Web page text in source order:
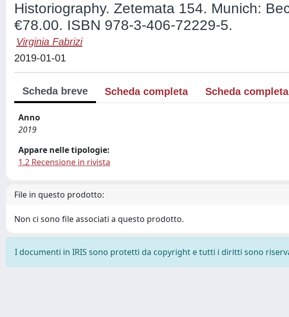
Historiography. Zetemata 154. Munich:
€78.00. ISBN 978-3-406-72229-5.
Virginia Fabrizi
2019-01-01
Scheda breve Scheda completa Scheda
Anno
2019
Appare nelle tipologie:
1.2 Recensione in rivista
File in questo prodotto:
Non ci sono file associati a questo prodotto.
I documenti in IRIS sono protetti da copyright e tutti i diritti sono